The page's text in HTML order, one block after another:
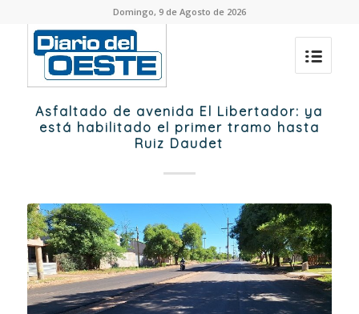
Domingo, 9 de Agosto de 2026
Asfaltado de avenida El Libertador: ya
está habilitado el primer tramo hasta
Ruiz Daudet